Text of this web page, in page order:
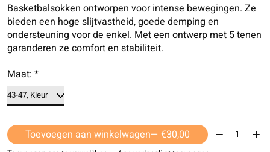
Basketbalsokken ontworpen voor intense bewegingen. Ze
bieden een hoge slijtvastheid, goede demping en
ondersteuning voor de enkel. Met een ontwerp met 5 tenen
garanderen ze comfort en stabiliteit.
Maat: *
Toevoegen aan winkelwagen — €30,00 Aantal: